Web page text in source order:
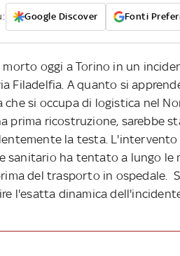
Google Discover Fonti
oggi a Torino in un
Filadelfia. A quanto si
si occupa di logistica nel
prima ricostruzione, sarebbe
la testa. L'intervento
sanitario ha tentato a lungo le
del trasporto in ospedale.
l'esatta dinamica